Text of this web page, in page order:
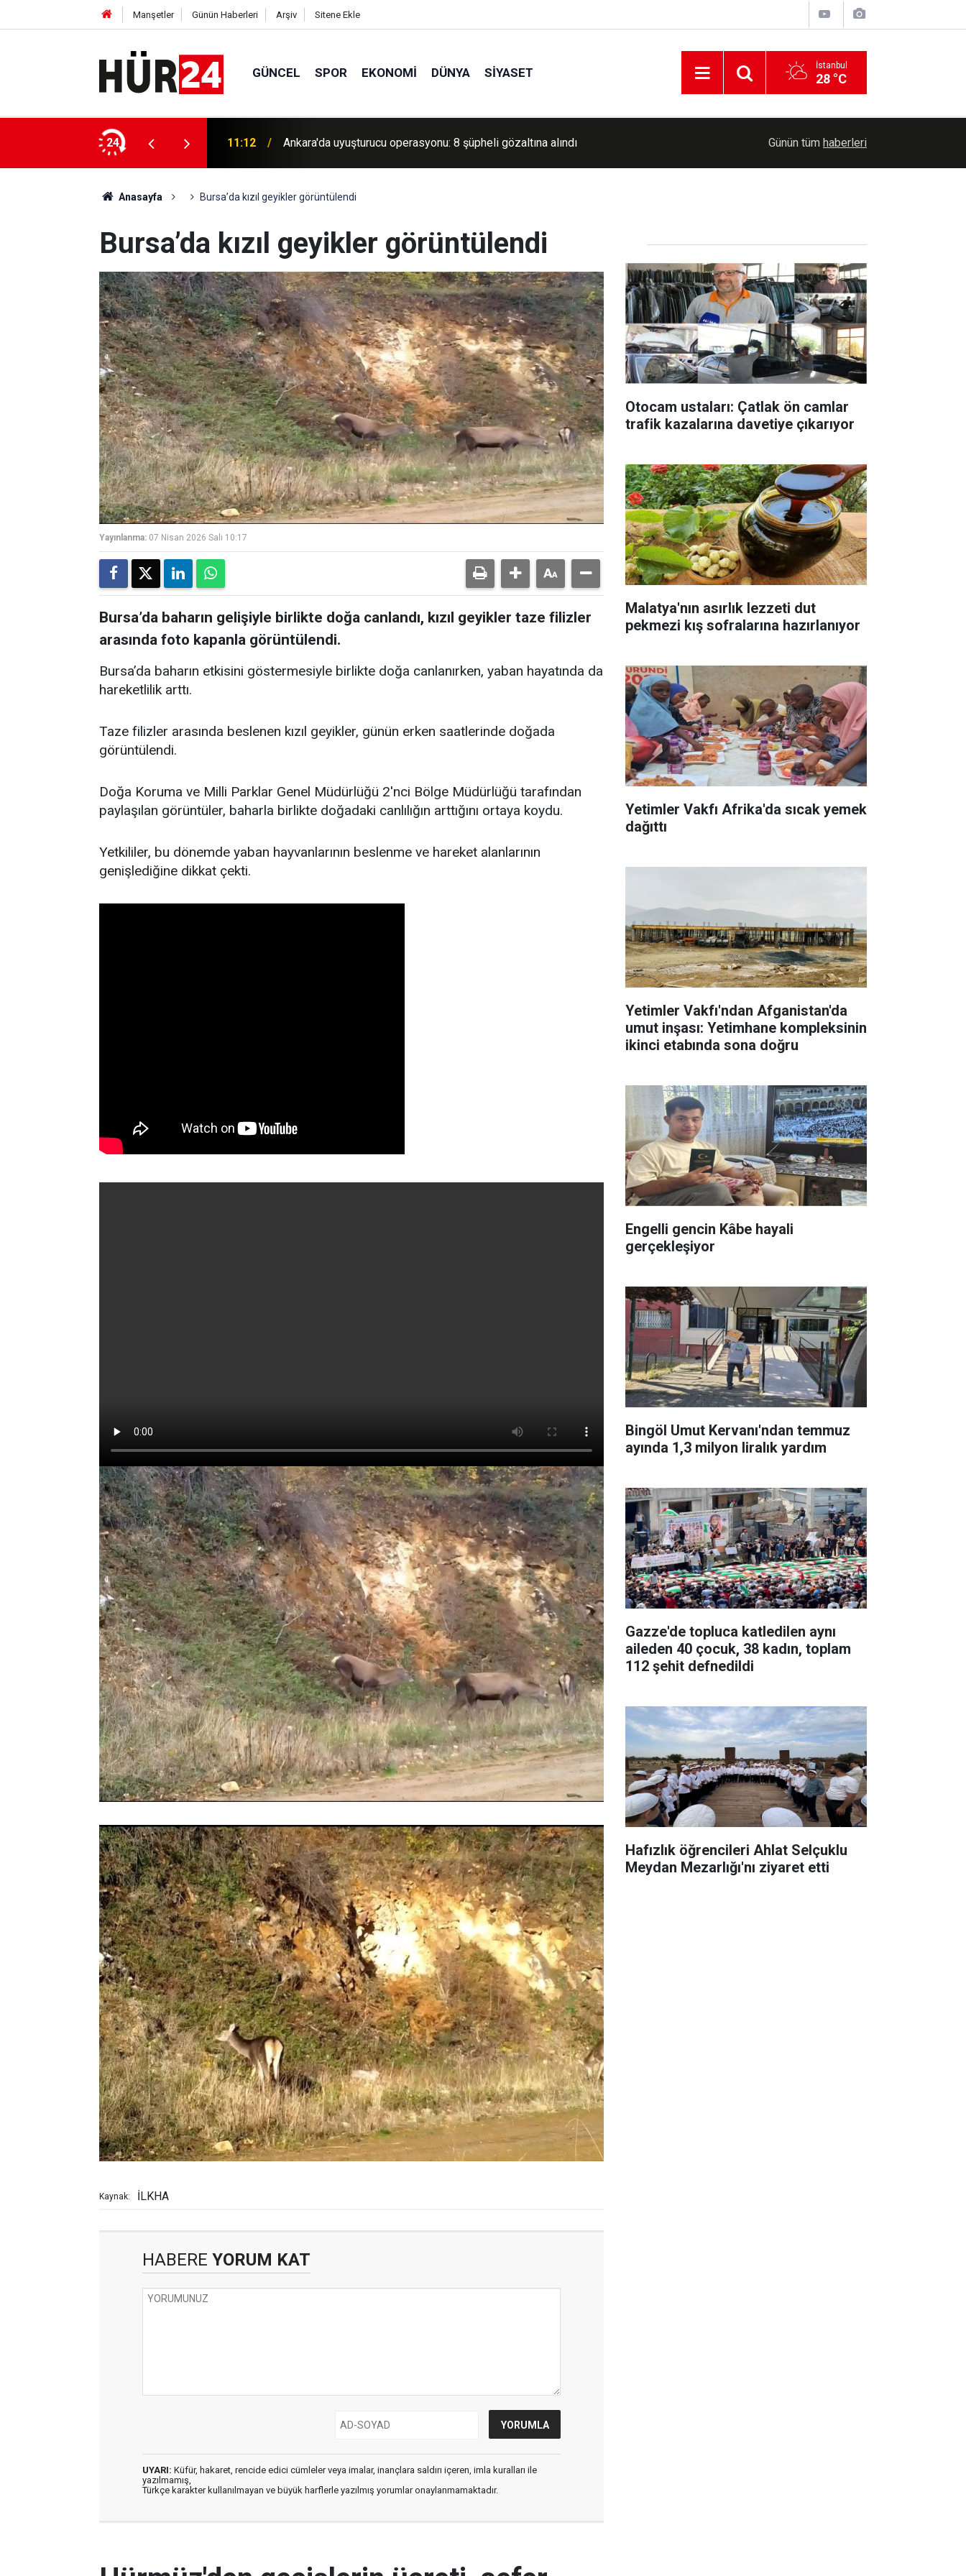
Manşetler Günün Haberleri Arşiv Sitene Ekle
GÜNCEL SPOR EKONOMI DÜNYA SIYASET İstanbul
28 °C
24
şüpheli gözaltına alındı 11:12
yaralı
Rusya: Karadeniz'de Ukrayna'ya ait 3 gemiyi
Günün tüm haberleri
Anasayfa Bursa’da kızıl geyikler görüntülendi
Bursa’da kızıl geyikler görüntülendi
Yayınlanma: 07 Nisan 2026 Salı 10:17
Bursa’da baharın gelişiyle birlikte doğa canlandı, kızıl geyikler taze filizler
arasında foto kapanla görüntülendi.
Bursa’da baharın etkisini göstermesiyle birlikte doğa canlanırken, yaban hayatında da
hareketlilik arttı.
Taze filizler arasında beslenen kızıl geyikler, günün erken saatlerinde doğada
görüntülendi.
Doğa Koruma ve Milli Parklar Genel Müdürlüğü 2'nci Bölge Müdürlüğü tarafından
paylaşılan görüntüler, baharla birlikte doğadaki canlılığın arttığını ortaya koydu.
Yetkililer, bu dönemde yaban hayvanlarının beslenme ve hareket alanlarının
genişlediğine dikkat çekti.
Kaynak: İLKHA
HABERE YORUM KAT
UYARI: Küfür, hakaret, rencide edici cümleler veya imalar, inançlara saldırı içeren, imla kuralları ile
yazılmamış,
Türkçe karakter kullanılmayan ve büyük harflerle yazılmış yorumlar onaylanmamaktadır.
Otocam ustaları: Çatlak ön camlar
trafik kazalarına davetiye çıkarıyor
Malatya'nın asırlık lezzeti dut
pekmezi kış sofralarına hazırlanıyor
Yetimler Vakfı Afrika'da sıcak yemek
dağıttı
Yetimler Vakfı'ndan Afganistan'da
umut inşası: Yetimhane kompleksinin
ikinci etabında sona doğru
Engelli gencin Kâbe hayali
gerçekleşiyor
Bingöl Umut Kervanı'ndan temmuz
ayında 1,3 milyon liralık yardım
Gazze'de topluca katledilen aynı
aileden 40 çocuk, 38 kadın, toplam
112 şehit defnedildi
Hafızlık öğrencileri Ahlat Selçuklu
Meydan Mezarlığı'nı ziyaret etti